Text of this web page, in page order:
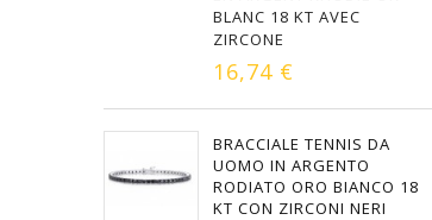
BLANC 18 KT AVEC
ZIRCONE
16,74 €
BRACCIALE TENNIS DA
UOMO IN ARGENTO
RODIATO ORO BIANCO 18
KT CON ZIRCONI NERI